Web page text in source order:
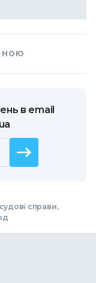
в email
справи,